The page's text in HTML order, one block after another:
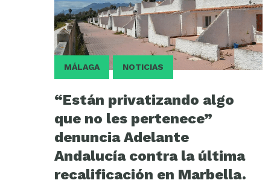
MÁLAGA NOTICIAS
“Están privatizando algo
que no les pertenece”
denuncia Adelante
Andalucía contra la última
recalificación en Marbella.